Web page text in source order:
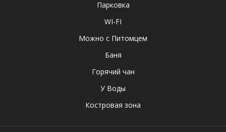
Парковка
WI-FI
Можно с Питомцем
Баня
Горячий чан
У Воды
Костровая зона